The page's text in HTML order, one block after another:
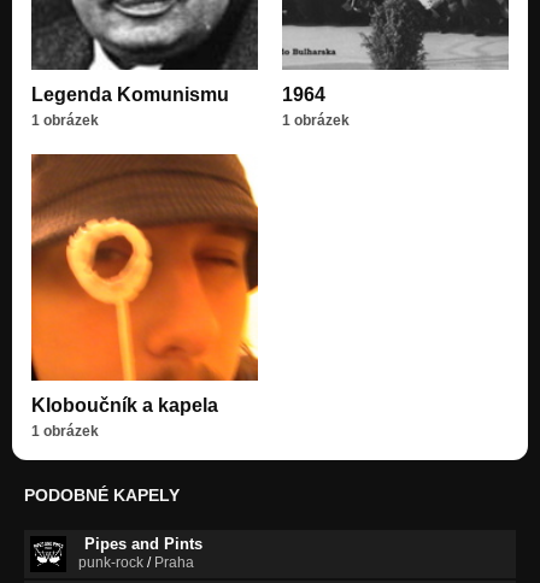
Legenda Komunismu
1 obrázek
1964
1 obrázek
Kloboučník a kapela
1 obrázek
PODOBNÉ KAPELY
Pipes and Pints
punk-rock / Praha